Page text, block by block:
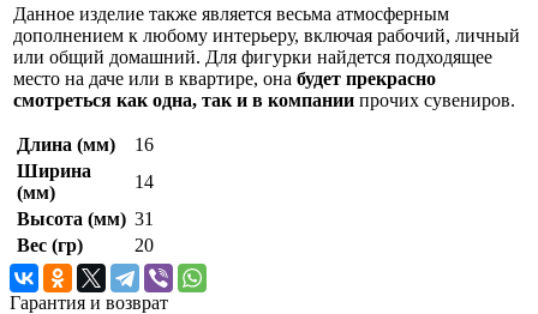
Данное изделие также является весьма атмосферным
дополнением к любому интерьеру, включая рабочий, личный
или общий домашний. Для фигурки найдется подходящее
место на даче или в квартире, она будет прекрасно
смотреться как одна, так и в компании прочих сувениров.
Длина (мм)
16
Ширина
(мм)
14
Высота (мм) 31
Вес (гр)
20
Гарантия и возврат